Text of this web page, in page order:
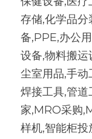
存储,化学品分
备,PPE,办公
设备,物料搬
尘室用品,手动
焊接工具,管
家,MRO采购
样机,智能柜